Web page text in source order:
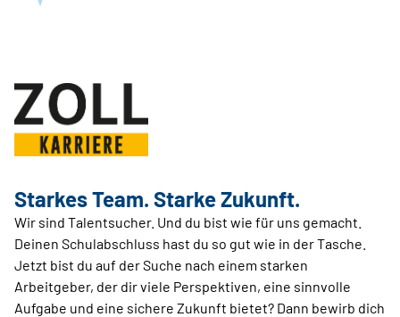
Starkes Team. Starke Zukunft.
Wir sind Talentsucher. Und du bist wie für uns gemacht.
Deinen Schulabschluss hast du so gut wie in der Tasche.
Jetzt bist du auf der Suche nach einem starken
Arbeitgeber, der dir viele Perspektiven, eine sinnvolle
Aufgabe und eine sichere Zukunft bietet? Dann bewirb dich